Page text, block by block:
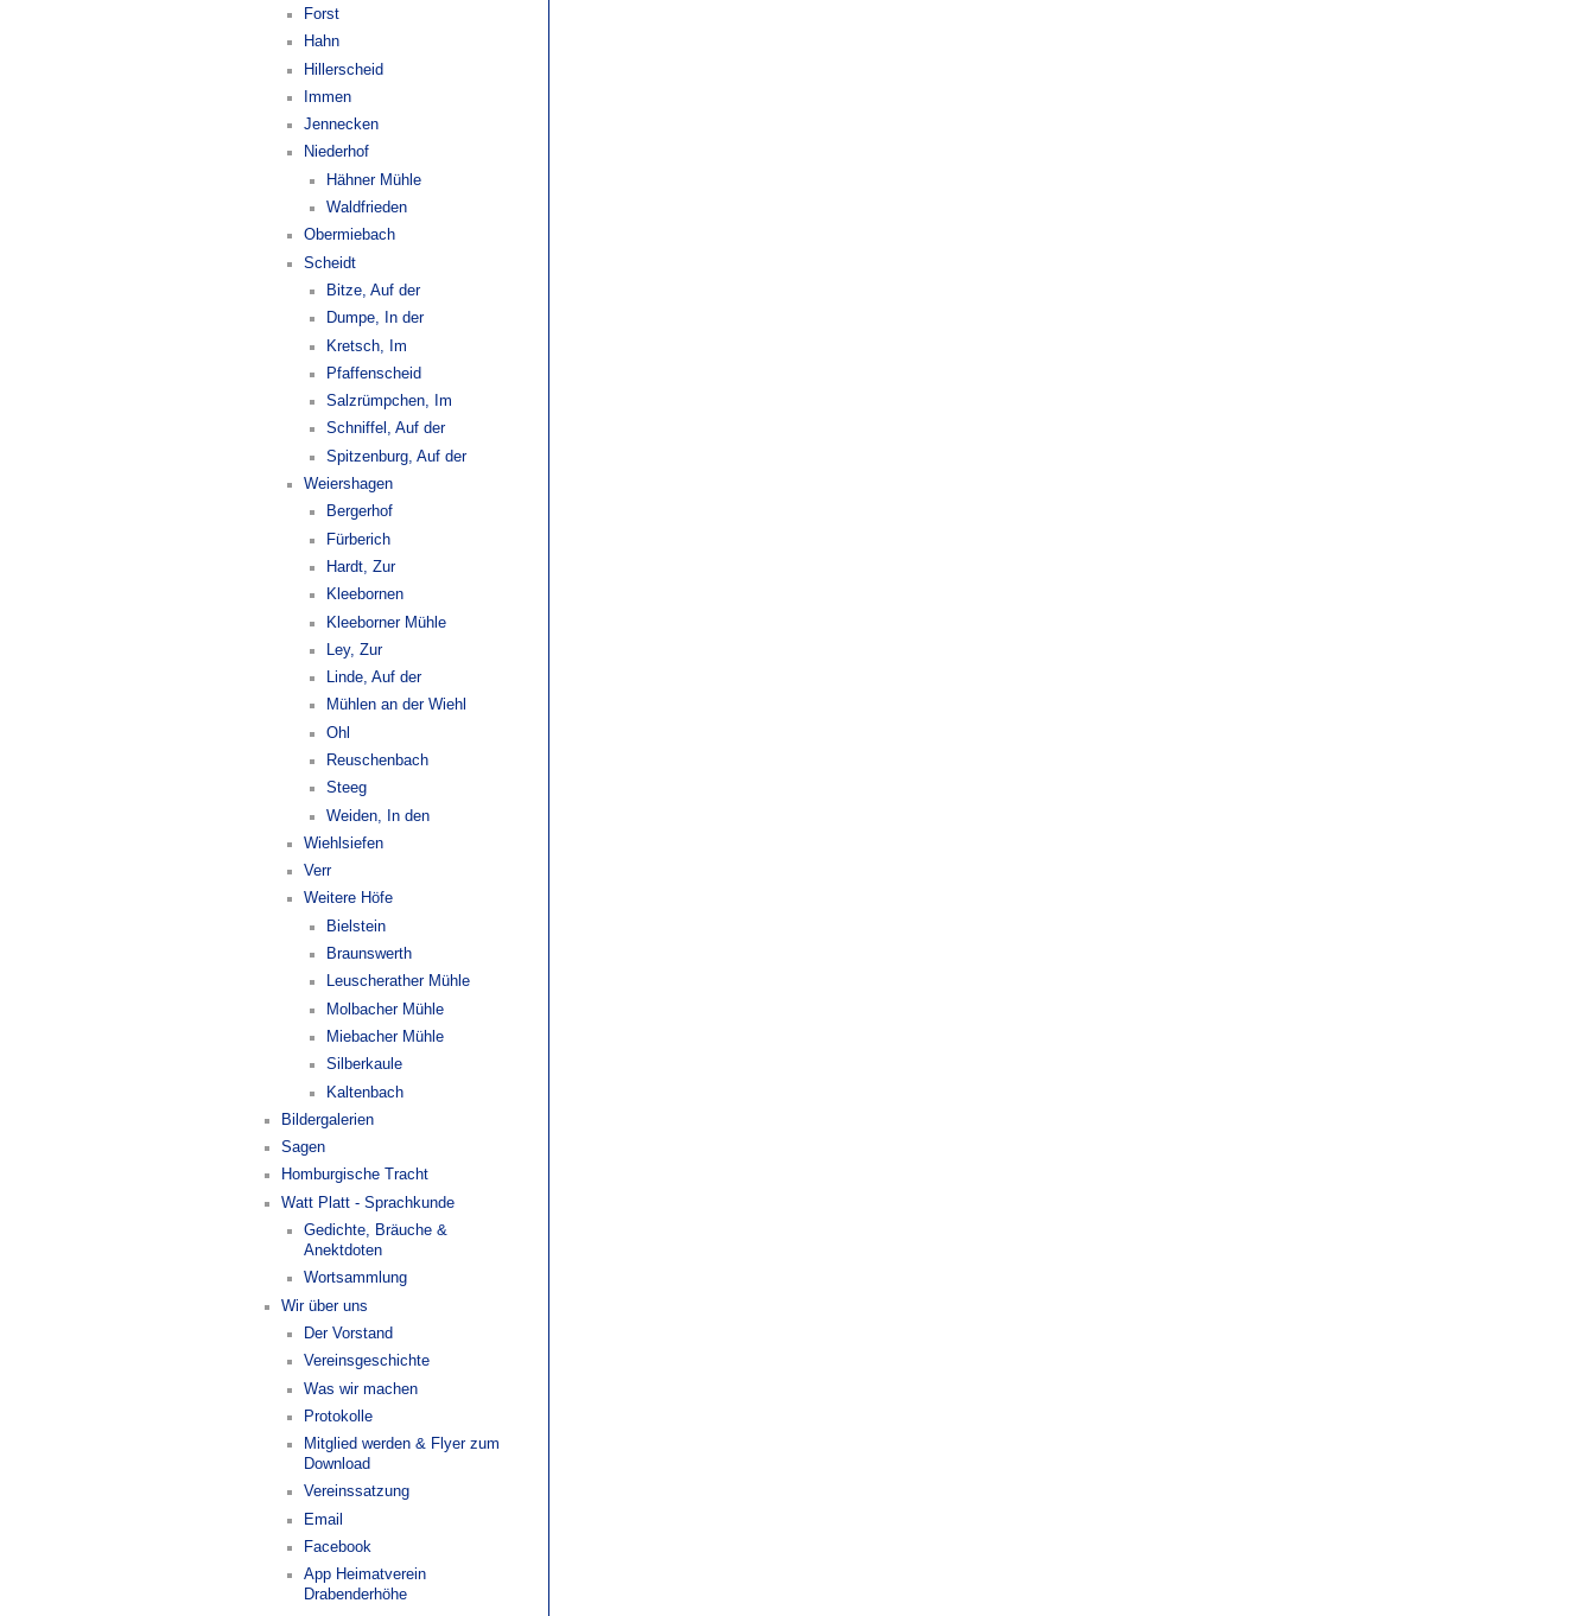
Forst
Hahn
Hillerscheid
Immen
Jennecken
Niederhof
Hähner Mühle
Waldfrieden
Obermiebach
Scheidt
Bitze, Auf der
Dumpe, In der
Kretsch, Im
Pfaffenscheid
Salzrümpchen, Im
Schniffel, Auf der
Spitzenburg, Auf der
Weiershagen
Bergerhof
Fürberich
Hardt, Zur
Kleebornen
Kleeborner Mühle
Ley, Zur
Linde, Auf der
Mühlen an der Wiehl
Ohl
Reuschenbach
Steeg
Weiden, In den
Wiehlsiefen
Verr
Weitere Höfe
Bielstein
Braunswerth
Leuscherather Mühle
Molbacher Mühle
Miebacher Mühle
Silberkaule
Kaltenbach
Bildergalerien
Sagen
Homburgische Tracht
Watt Platt - Sprachkunde
Gedichte, Bräuche &
Anektdoten
Wortsammlung
Wir über uns
Der Vorstand
Vereinsgeschichte
Was wir machen
Protokolle
Mitglied werden & Flyer zum
Download
Vereinssatzung
Email
Facebook
App Heimatverein
Drabenderhöhe